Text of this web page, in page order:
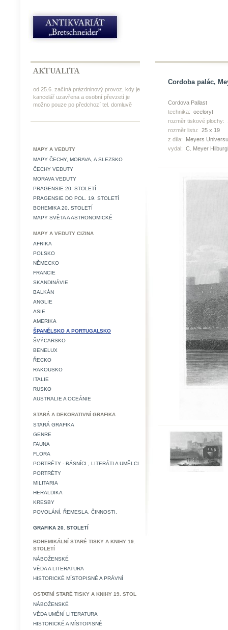
od 25.6. začíná prázdninový provoz, kdy je
kancelář uzavřena a osobní převzetí je
možno pouze po předchozí tel. domluvě
MAPY A VEDUTY
MAPY ČECHY, MORAVA, A SLEZSKO
ČECHY VEDUTY
MORAVA VEDUTY
PRAGENSIE 20. STOLETÍ
PRAGENSIE DO POL. 19. STOLETÍ
BOHEMIKA 20. STOLETÍ
MAPY SVĚTA A ASTRONOMICKÉ
MAPY A VEDUTY CIZINA
AFRIKA
POLSKO
NĚMECKO
FRANCIE
SKANDINÁVIE
BALKÁN
ANGLIE
ASIE
AMERIKA
ŠPANĚLSKO A PORTUGALSKO
ŠVÝCARSKO
BENELUX
ŘECKO
RAKOUSKO
ITALIE
RUSKO
AUSTRALIE A OCEÁNIE
STARÁ A DEKORATIVNÍ GRAFIKA
STARÁ GRAFIKA
GENRE
FAUNA
FLORA
PORTRÉTY - BÁSNÍCI , LITERÁTI A UMĚLCI
PORTRÉTY
MILITARIA
HERALDIKA
KRESBY
POVOLÁNÍ, ŘEMESLA, ČINNOSTI.
GRAFIKA 20. STOLETÍ
BOHEMIKÁLNÍ STARÉ TISKY A KNIHY 19.
STOLETÍ
NÁBOŽENSKÉ
VĚDA A LITERATURA
HISTORICKÉ MÍSTOPISNÉ A PRÁVNÍ
OSTATNÍ STARÉ TISKY A KNIHY 19. STOL
NÁBOŽENSKÉ
VĚDA UMĚNÍ LITERATURA
HISTORICKÉ A MÍSTOPISNÉ
Cordoba palác,
Cordova Pallast
technika: oceloryt
rozměr tiskové plochy:
rozměr listu: 25 x 19
z díla:
Meyers
vydal: C. Meyer